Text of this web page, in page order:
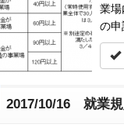
業
の申
2017/10/16 就業